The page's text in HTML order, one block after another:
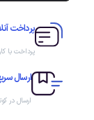
پرداخت
پرداخت با
ارسال
ارسال در